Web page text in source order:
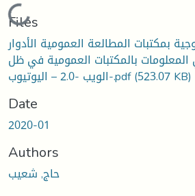
Loading...
Files
بمكتبات المطالعة العمومية الأدوار
المعلومات بالمكتبات العمومية في ظل
الويب -2.0 – اليوتيوب-.pdf(523.07 KB)
Date
2020-01
Authors
حاج, شعيب